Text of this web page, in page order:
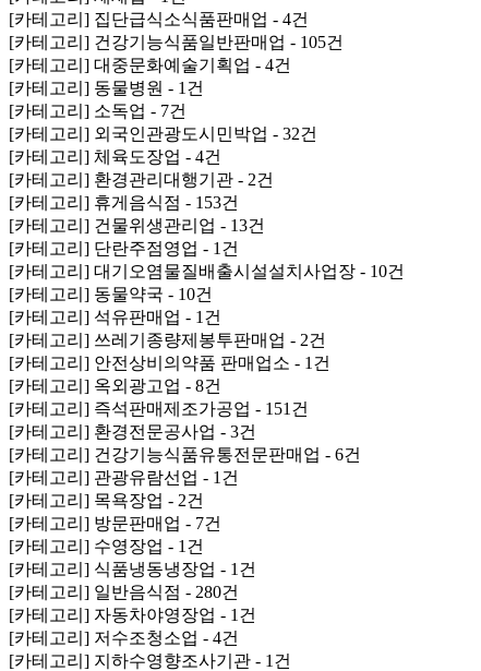
[카테고리] 집단급식소식품판매업 - 4건
[카테고리] 건강기능식품일반판매업 - 105건
[카테고리] 대중문화예술기획업 - 4건
[카테고리] 동물병원 - 1건
[카테고리] 소독업 - 7건
[카테고리] 외국인관광도시민박업 - 32건
[카테고리] 체육도장업 - 4건
[카테고리] 환경관리대행기관 - 2건
[카테고리] 휴게음식점 - 153건
[카테고리] 건물위생관리업 - 13건
[카테고리] 단란주점영업 - 1건
[카테고리] 대기오염물질배출시설설치사업장 - 10건
[카테고리] 동물약국 - 10건
[카테고리] 석유판매업 - 1건
[카테고리] 쓰레기종량제봉투판매업 - 2건
[카테고리] 안전상비의약품 판매업소 - 1건
[카테고리] 옥외광고업 - 8건
[카테고리] 즉석판매제조가공업 - 151건
[카테고리] 환경전문공사업 - 3건
[카테고리] 건강기능식품유통전문판매업 - 6건
[카테고리] 관광유람선업 - 1건
[카테고리] 목욕장업 - 2건
[카테고리] 방문판매업 - 7건
[카테고리] 수영장업 - 1건
[카테고리] 식품냉동냉장업 - 1건
[카테고리] 일반음식점 - 280건
[카테고리] 자동차야영장업 - 1건
[카테고리] 저수조청소업 - 4건
[카테고리] 지하수영향조사기관 - 1건